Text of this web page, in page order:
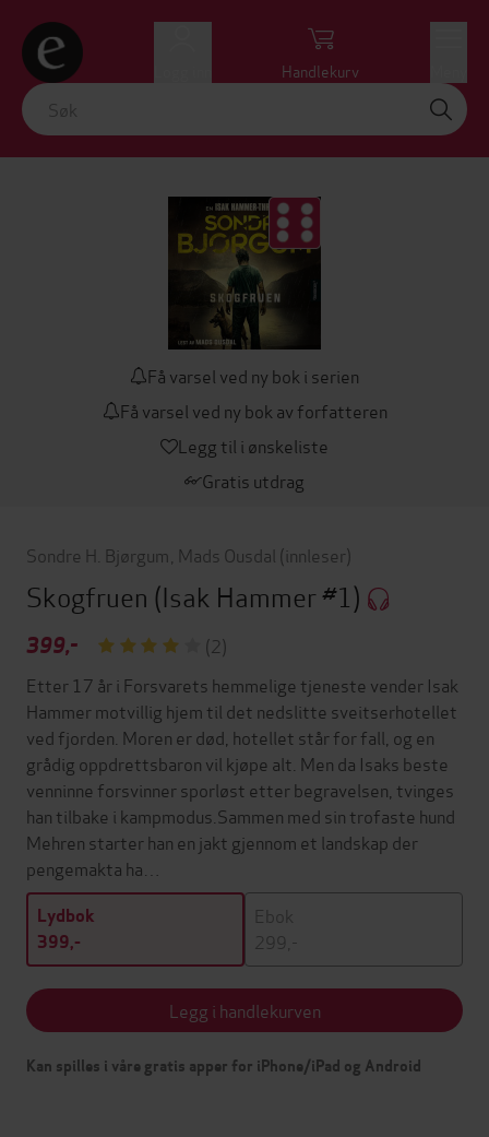
Handlekurv
Få varsel ved ny bok i serien
Få varsel ved ny bok av forfatteren
Legg til i ønskeliste
Gratis utdrag
Sondre H. Bjørgum Mads Ousdal (innleser)
Skogfruen (Isak Hammer #1)
399,-
(2)
Etter 17 år i Forsvarets hemmelige tjeneste vender Isak
Hammer motvillig hjem til det nedslitte sveitserhotellet
ved fjorden. Moren er død, hotellet står for fall, og en
grådig oppdrettsbaron vil kjøpe alt. Men da Isaks beste
venninne forsvinner sporløst etter begravelsen, tvinges
han tilbake i kampmodus.Sammen med sin trofaste hund
Mehren starter han en jakt gjennom et landskap der
pengemakta ha…
Lydbok
399,-
Ebok
299,-
Legg i handlekurven
Kan spilles i våre gratis apper for iPhone/iPad og Android